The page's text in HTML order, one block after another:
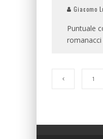
Giacomo
Puntuale
1